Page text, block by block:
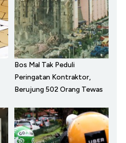
Bos Mal Tak Peduli
Peringatan Kontraktor,
Berujung 502 Orang Tewas